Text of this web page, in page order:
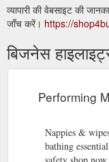
व्यापारी की वेबसाइट की
जाँच करें। https://
बिजनेस
Performing
Nappies &
bathing